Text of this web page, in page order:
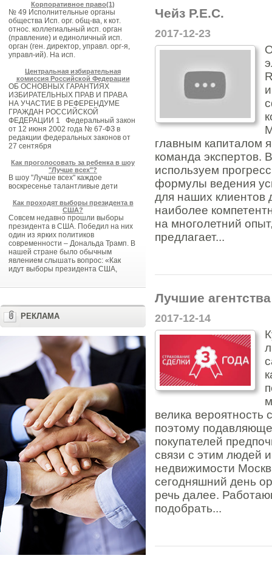
Корпоративное право(1)
№ 49 Исполнительные органы
общества Исп. орг. общ-ва, к кот.
относ. коллегиальный исп. орган
(правление) и единоличный исп.
орган (ген. директор, управл. орг-я,
управл-ий). На исп.
Центральная избирательная
комиссия Российской Федерации
ОБ ОСНОВНЫХ ГАРАНТИЯХ
ИЗБИРАТЕЛЬНЫХ ПРАВ И ПРАВА
НА УЧАСТИЕ В РЕФЕРЕНДУМЕ
ГРАЖДАН РОССИЙСКОЙ
ФЕДЕРАЦИИ 1 Федеральный закон
от 12 июня 2002 года № 67-ФЗ в
редакции федеральных законов от
27 сентября
Как проголосовать за ребенка в шоу
"Лучше всех"?
В шоу "Лучше всех" каждое
воскресенье талантливые дети
Как проходят выборы президента в
США?
Совсем недавно прошли выборы
президента в США. Победил на них
один из ярких политиков
современности – Дональда Трамп. В
нашей стране было обычным
явлением слышать вопрос: «Как
идут выборы президента США,
РЕКЛАМА
Чейз Р.Е.С.
2017-12-23
главным капиталом
команда экспертов.
используем
формулы ведения
для наших клиентов
наиболее
на многолетний
предлагает...
Лучшие
2017-12-14
велика
поэтому
покупателей
связи с этим людей
недвижимости
сегодняшний день
речь далее.
подобрать...